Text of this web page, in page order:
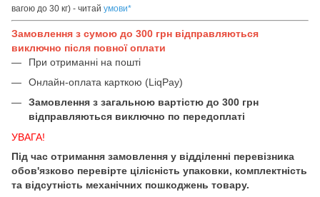
вагою до 30 кг) - читай умови*
Замовлення з сумою до 300 грн відправляються
виключно після повної оплати
При отриманні на пошті
Онлайн-оплата карткою (LiqPay)
Замовлення з загальною вартістю до 300 грн
відправляються виключно по передоплаті
УВАГА!
Під час отримання замовлення у відділенні перевізника
обов'язково перевірте цілісність упаковки, комплектність
та відсутність механічних пошкоджень товару.